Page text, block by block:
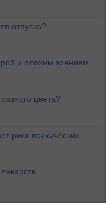
отпуска?
и плохим зрением
цвета?
риск психических